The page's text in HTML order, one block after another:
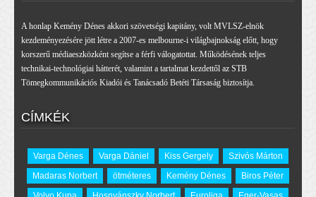
A honlap Kemény Dénes akkori szövetségi kapitány, volt MVLSZ-elnök
kezdeményezésére jött létre a 2007-es melbourne-i világbajnokság előtt, hogy
korszerű médiaeszközként segítse a férfi válogatottat. Működésének teljes
technikai-technológiai hátterét, valamint a tartalmat kezdettől az STB
Tömegkommunikációs Kiadói és Tanácsadó Betéti Társaság biztosítja.
CÍMKÉK
Varga Dénes Varga Dániel Kiss Gergely
Szivós Márton
Madaras Norbert
ötméteres Kemény Dénes
Biros Péter